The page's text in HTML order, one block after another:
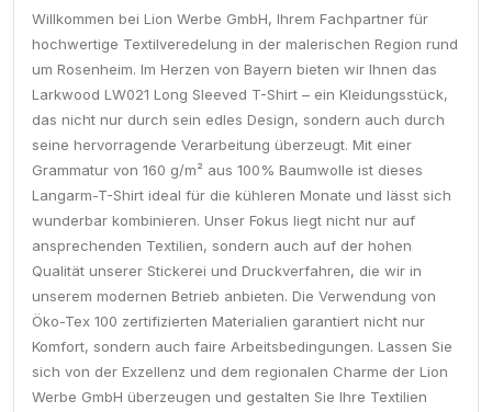
Willkommen bei Lion Werbe GmbH, Ihrem Fachpartner für
hochwertige Textilveredelung in der malerischen Region rund
um Rosenheim. Im Herzen von Bayern bieten wir Ihnen das
Larkwood LW021 Long Sleeved T-Shirt – ein Kleidungsstück,
das nicht nur durch sein edles Design, sondern auch durch
seine hervorragende Verarbeitung überzeugt. Mit einer
Grammatur von 160 g/m² aus 100% Baumwolle ist dieses
Langarm-T-Shirt ideal für die kühleren Monate und lässt sich
wunderbar kombinieren. Unser Fokus liegt nicht nur auf
ansprechenden Textilien, sondern auch auf der hohen
Qualität unserer Stickerei und Druckverfahren, die wir in
unserem modernen Betrieb anbieten. Die Verwendung von
Öko-Tex 100 zertifizierten Materialien garantiert nicht nur
Komfort, sondern auch faire Arbeitsbedingungen. Lassen Sie
sich von der Exzellenz und dem regionalen Charme der Lion
Werbe GmbH überzeugen und gestalten Sie Ihre Textilien